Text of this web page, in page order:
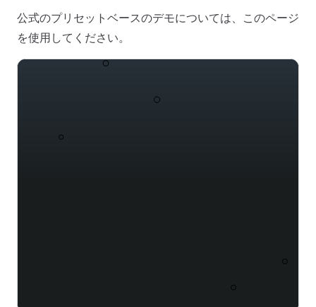
公式のプリセットベースのデモについては、このページ
を使用してください。